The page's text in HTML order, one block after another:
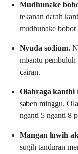
Mudhunake
tekanan darah
mudhunake bobot
Nyuda sodium.
mbantu pembuluh
cairan.
Olahraga kanthi
saben minggu.
nganti 5 nganti 8
Mangan luwih
sugih tanduran